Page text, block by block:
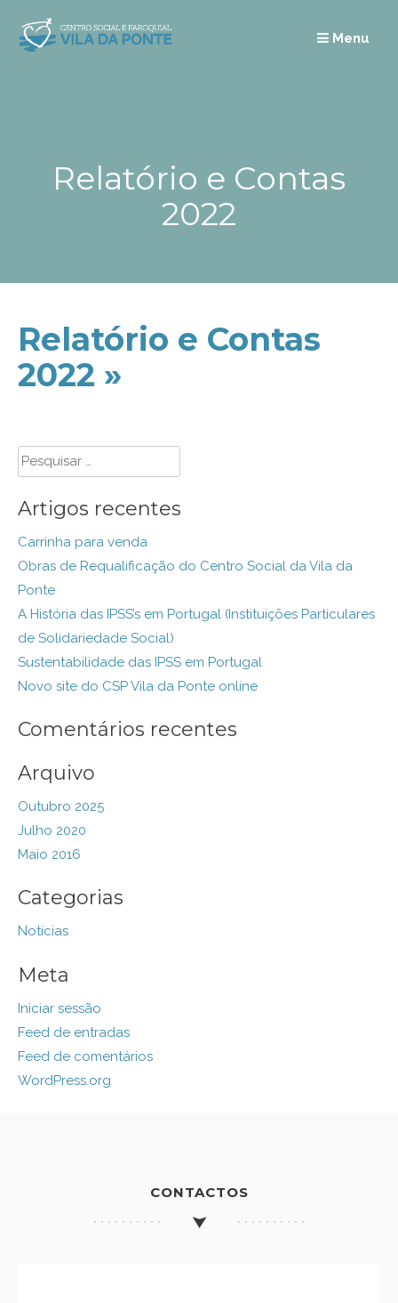
Menu
Relatório e Contas
2022
Relatório e Contas
2022 »
Pesquisar
por:
Artigos recentes
Carrinha para venda
Obras de Requalificação do Centro Social da Vila da
Ponte
A História das IPSS’s em Portugal (Instituições Particulares
de Solidariedade Social)
Sustentabilidade das IPSS em Portugal
Novo site do CSP Vila da Ponte online
Comentários recentes
Arquivo
Outubro 2025
Julho 2020
Maio 2016
Categorias
Notícias
Meta
Iniciar sessão
Feed de entradas
Feed de comentários
WordPress.org
CONTACTOS